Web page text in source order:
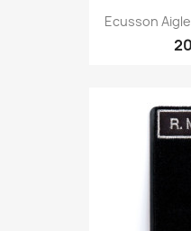
Ecusson